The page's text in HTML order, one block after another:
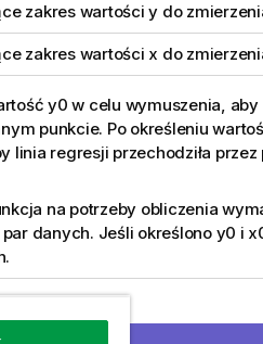
zakres wartościy do
zakres wartości x do
y0 w celu wymuszenia,
punkcie. Po określeniu
linia regresji przechodziła
na potrzeby obliczenia
danych. Jeśli określono y0 i